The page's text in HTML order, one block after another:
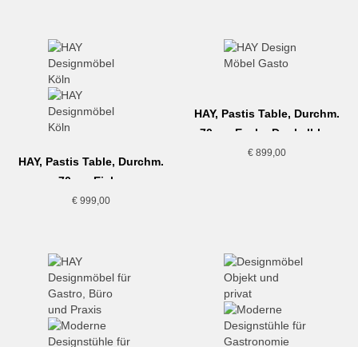
HAY, Pastis Table, Durchm.
70cm, Eiche
€999,00
HAY, Pastis Table, Durchm.
70cm, Esche Dunkelblau
€ 899,00